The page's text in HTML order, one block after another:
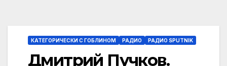
КАТЕГОРИЧЕСКИ С ГОБЛИНОМ РАДИО РАДИО SPUTNIK
Дмитрий Пучков.